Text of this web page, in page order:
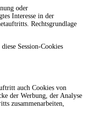
oder
Interesse in der
Rechtsgrundlage
Session-Cookies
auch Cookies von
der Werbung, der Analyse
zusammenarbeiten,